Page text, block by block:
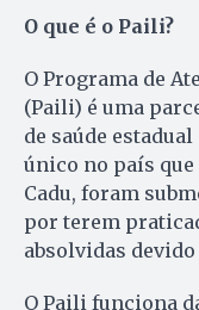
O que é o Paili?
O Programa de
(Paili) é uma
de saúde
único no país que
Cadu, foram
por terem
absolvidas
O Paili funciona